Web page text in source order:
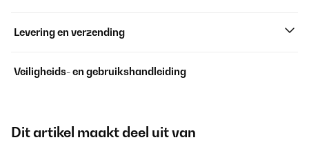
Levering en verzending
Veiligheids- en gebruikshandleiding
Dit artikel maakt deel uit van